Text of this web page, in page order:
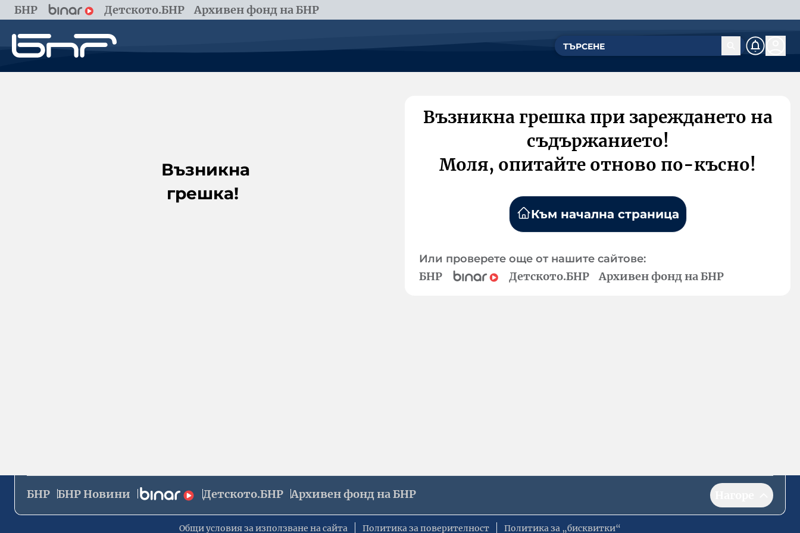
БНР Детското.БНР Архивен фонд на БНР
Възникна
грешка!
Възникна грешка при зареждането на
съдържанието!
Моля, опитайте отново по-късно!
Към начална страница
Или проверете още от нашите сайтове:
БНР Детското.БНР Архивен фонд на БНР
БНР БНР Новини Детското.БНР Архивен фонд на БНР
Общи условия за използване на сайта Политика за поверителност Политика за „бисквитки“